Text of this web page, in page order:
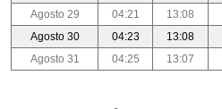
Agosto 29
04:21 13:08
Agosto 30
04:23 13:08
Agosto 31
04:25 13:07